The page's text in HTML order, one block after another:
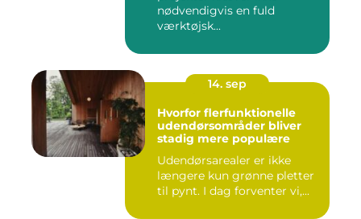
nødvendigvis en fuld
værktøjsk...
14. sep
Hvorfor flerfunktionelle
udendørsområder bliver
stadig mere populære
Udendørsarealer er ikke
længere kun grønne pletter
til pynt. I dag forventer vi,...